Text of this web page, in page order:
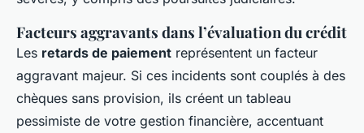
Facteurs aggravants dans l’évaluation du crédit
Les retards de paiement représentent un facteur
aggravant majeur. Si ces incidents sont couplés à des
chèques sans provision, ils créent un tableau
pessimiste de votre gestion financière, accentuant